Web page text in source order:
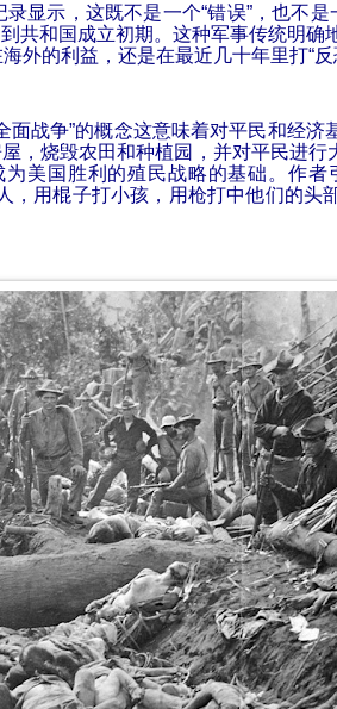
录显示，这既不是一个“错误”，也不是
共和国成立初期。这种军事传统明
外的利益，还是在最近几十年里打“
面战争”的概念这意味着对平民和经济
，烧毁农田和种植园，并对平民进行
美国胜利的殖民战略的基础。作
，用棍子打小孩，用枪打中他们的头